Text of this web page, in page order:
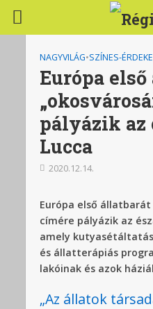
NAGYVILÁG•SZÍNES-
Európa
pályázik az
Lucca
2020.12.14.
Európa első állatbarát
címére pályázik az
amely
és állatterápiás
lakóinak és azok
„Az állatok